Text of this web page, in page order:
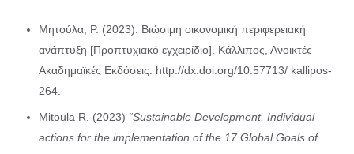
Μητούλα, Ρ. (2023). Βιώσιμη οικονομική περιφερειακή
ανάπτυξη [Προπτυχιακό εγχειρίδιο]. Κάλλιπος, Ανοικτές
Ακαδημαϊκές Εκδόσεις. http://dx.doi.org/10.57713/ kallipos-
264.
Mitoula R. (2023) “Sustainable Development. Individual
actions for the implementation of the 17 Global Goals of